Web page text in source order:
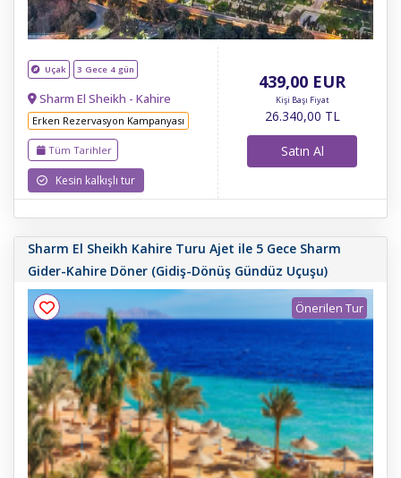
Uçak 3 Gece 4 gün
Sharm El Sheikh - Kahire
Erken Rezervasyon Kampanyası
Tüm Tarihler
Kesin kalkışlı tur
439,00 EUR
Kişi Başı Fiyat
26.340,00 TL
Satın Al
Sharm El Sheikh Kahire Turu Ajet ile 5 Gece Sharm
Gider-Kahire Döner (Gidiş-Dönüş Gündüz Uçuşu)
Önerilen Tur